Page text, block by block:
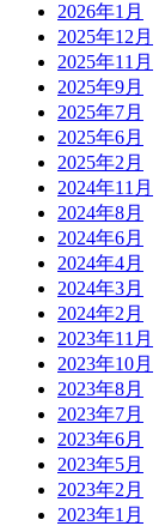
2026年1月
2025年12月
2025年11月
2025年9月
2025年7月
2025年6月
2025年2月
2024年11月
2024年8月
2024年6月
2024年4月
2024年3月
2024年2月
2023年11月
2023年10月
2023年8月
2023年7月
2023年6月
2023年5月
2023年2月
2023年1月